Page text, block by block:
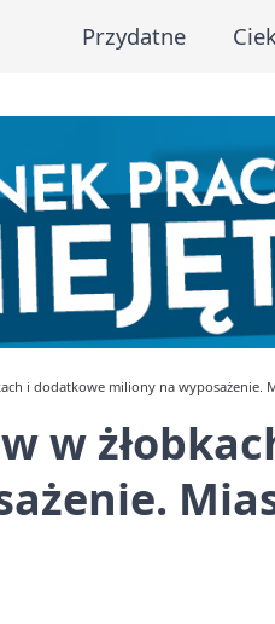
Przydatne
i dodatkowe miliony na wyposażenie.
w